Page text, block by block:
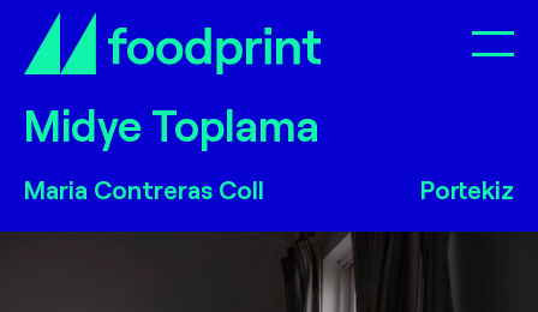
Midye Toplama
Midye Toplama
Maria Contreras Coll Portekiz